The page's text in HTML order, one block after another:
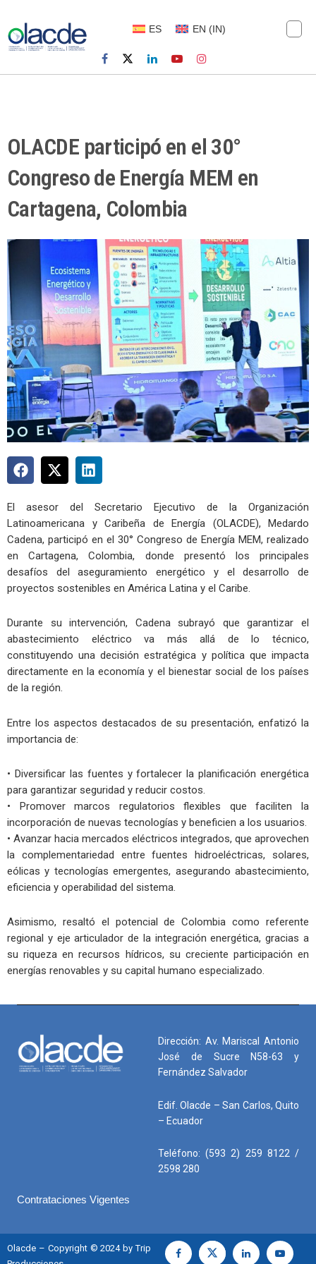
ES EN (IN)
OLACDE participó en el 30°
Congreso de Energía MEM en
Cartagena, Colombia
El asesor del Secretario Ejecutivo de la Organización
Latinoamericana y Caribeña de Energía (OLACDE), Medardo
Cadena, participó en el 30° Congreso de Energía MEM, realizado
en Cartagena, Colombia, donde presentó los principales
desafíos del aseguramiento energético y el desarrollo de
proyectos sostenibles en América Latina y el Caribe.
Durante su intervención, Cadena subrayó que garantizar el
abastecimiento eléctrico va más allá de lo técnico,
constituyendo una decisión estratégica y política que impacta
directamente en la economía y el bienestar social de los países
de la región.
Entre los aspectos destacados de su presentación, enfatizó la
importancia de:
• Diversificar las fuentes y fortalecer la planificación energética
para garantizar seguridad y reducir costos.
• Promover marcos regulatorios flexibles que faciliten la
incorporación de nuevas tecnologías y beneficien a los usuarios.
• Avanzar hacia mercados eléctricos integrados, que aprovechen
la complementariedad entre fuentes hidroeléctricas, solares,
eólicas y tecnologías emergentes, asegurando abastecimiento,
eficiencia y operabilidad del sistema.
Asimismo, resaltó el potencial de Colombia como referente
regional y eje articulador de la integración energética, gracias a
su riqueza en recursos hídricos, su creciente participación en
energías renovables y su capital humano especializado.
Dirección: Av. Mariscal Antonio
José de Sucre N58-63 y
Fernández Salvador
Edif. Olacde – San Carlos, Quito
– Ecuador
Teléfono: (593 2) 259 8122 /
2598 280
Contrataciones Vigentes
Olacde – Copyright © 2024 by Trip